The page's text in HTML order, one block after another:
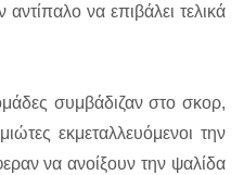
να επιβάλει τελικά
συμβάδιζαν στο σκορ,
εκμεταλλευόμενοι την
να ανοίξουν την ψαλίδα